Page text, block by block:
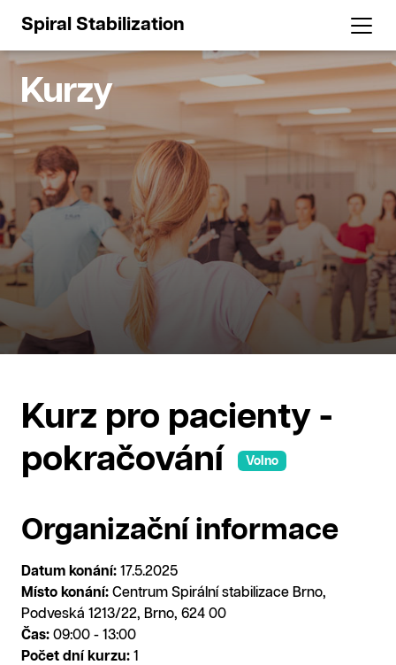
Spiral Stabilization
Kurzy
Kurz pro pacienty -
pokračování
Volno
Organizační informace
Datum konání: 17.5.2025
Místo konání: Centrum Spirální stabilizace Brno,
Podveská 1213/22, Brno, 624 00
Čas: 09:00 - 13:00
Počet dní kurzu: 1